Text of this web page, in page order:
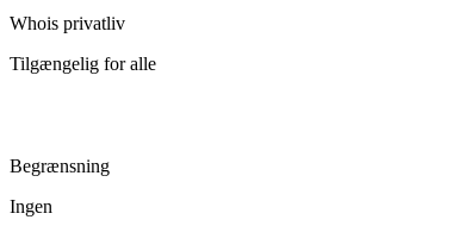
Whois privatliv
Tilgængelig for alle
Begrænsning
Ingen